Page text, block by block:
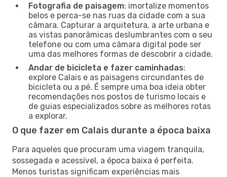
Fotografia de paisagem: imortalize momentos
belos e perca-se nas ruas da cidade com a sua
câmara. Capturar a arquitetura, a arte urbana e
as vistas panorâmicas deslumbrantes com o seu
telefone ou com uma câmara digital pode ser
uma das melhores formas de descobrir a cidade.
Andar de bicicleta e fazer caminhadas:
explore Calais e as paisagens circundantes de
bicicleta ou a pé. É sempre uma boa ideia obter
recomendações nos postos de turismo locais e
de guias especializados sobre as melhores rotas
a explorar.
O que fazer em Calais durante a época baixa
Para aqueles que procuram uma viagem tranquila,
sossegada e acessível, a época baixa é perfeita.
Menos turistas significam experiências mais